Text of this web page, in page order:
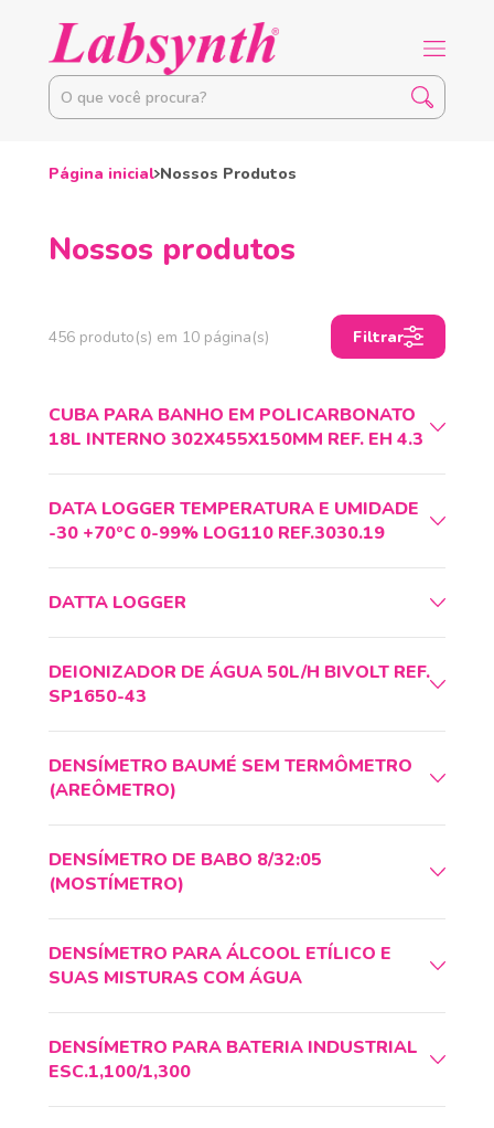
Página inicial Nossos Produtos
Nossos produtos
456 produto(s) em 10 página(s) Filtrar
CUBA PARA BANHO EM POLICARBONATO
18L INTERNO 302X455X150MM REF. EH 4.3
DATA LOGGER TEMPERATURA E UMIDADE
-30 +70ºC 0-99% LOG110 REF.3030.19
DATTA LOGGER
DEIONIZADOR DE ÁGUA 50L/H BIVOLT REF.
SP1650-43
DENSÍMETRO BAUMÉ SEM TERMÔMETRO
(AREÔMETRO)
DENSÍMETRO DE BABO 8/32:05
(MOSTÍMETRO)
DENSÍMETRO PARA ÁLCOOL ETÍLICO E
SUAS MISTURAS COM ÁGUA
DENSÍMETRO PARA BATERIA INDUSTRIAL
ESC.1,100/1,300